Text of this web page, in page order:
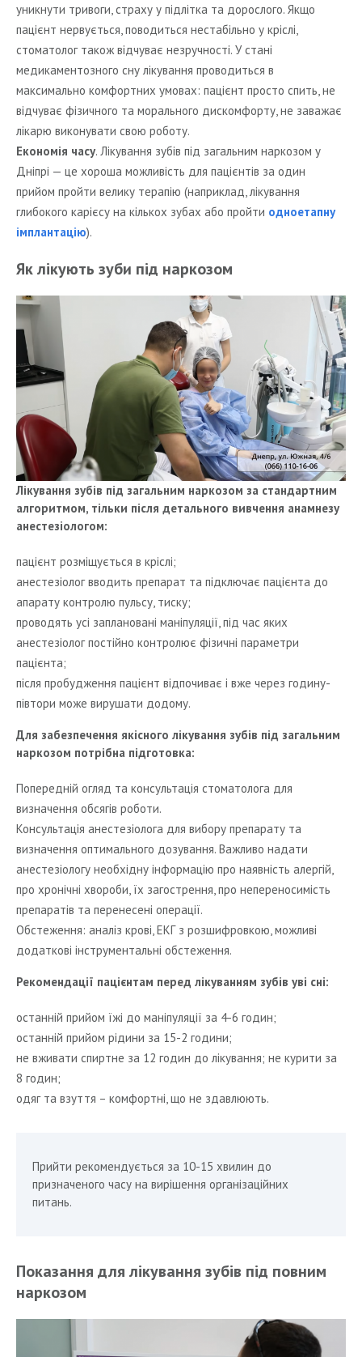
уникнути тривоги, страху у підлітка та дорослого. Якщо
пацієнт нервується, поводиться нестабільно у кріслі,
стоматолог також відчуває незручності. У стані
медикаментозного сну лікування проводиться в
максимально комфортних умовах: пацієнт просто спить, не
відчуває фізичного та морального дискомфорту, не заважає
лікарю виконувати свою роботу.
Економія часу. Лікування зубів під загальним наркозом у
Дніпрі — це хороша можливість для пацієнтів за один
прийом пройти велику терапію (наприклад, лікування
глибокого карієсу на кількох зубах або пройти одноетапну
імплантацію).
Як лікують зуби під наркозом
Лікування зубів під загальним наркозом за стандартним
алгоритмом, тільки після детального вивчення анамнезу
анестезіологом:
пацієнт розміщується в кріслі;
анестезіолог вводить препарат та підключає пацієнта до
апарату контролю пульсу, тиску;
проводять усі заплановані маніпуляції, під час яких
анестезіолог постійно контролює фізичні параметри
пацієнта;
після пробудження пацієнт відпочиває і вже через годину-
півтори може вирушати додому.
Для забезпечення якісного лікування зубів під загальним
наркозом потрібна підготовка:
Попередній огляд та консультація стоматолога для
визначення обсягів роботи.
Консультація анестезіолога для вибору препарату та
визначення оптимального дозування. Важливо надати
анестезіологу необхідну інформацію про наявність алергій,
про хронічні хвороби, їх загострення, про непереносимість
препаратів та перенесені операції.
Обстеження: аналіз крові, ЕКГ з розшифровкою, можливі
додаткові інструментальні обстеження.
Рекомендації пацієнтам перед лікуванням зубів уві сні:
останній прийом їжі до маніпуляції за 4-6 годин;
останній прийом рідини за 15-2 години;
не вживати спиртне за 12 годин до лікування; не курити за
8 годин;
одяг та взуття – комфортні, що не здавлюють.
Прийти рекомендується за 10-15 хвилин до
призначеного часу на вирішення організаційних
питань.
Показання для лікування зубів під повним
наркозом